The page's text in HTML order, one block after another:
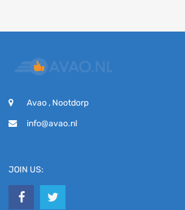
Avao , Nootdorp
info@avao.nl
JOIN US: